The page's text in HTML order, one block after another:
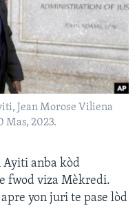
Jean Morose Viliena
Mas, 2023.
Ayiti anba kòd
fwod viza Mèkredi.
yon juri te pase lòd